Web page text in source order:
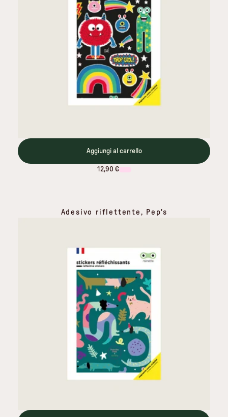
Aggiungi al carrello
12,90 €
Adesivo riflettente, Pep's